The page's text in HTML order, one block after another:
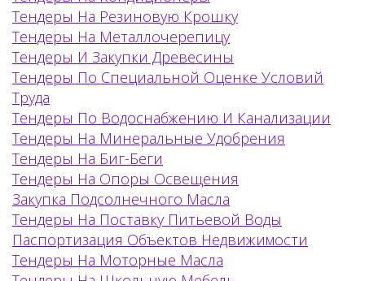
Тендеры На Резиновую Крошку
Тендеры На Металлочерепицу
Тендеры И Закупки Древесины
Тендеры По Специальной Оценке Условий
Труда
Тендеры По Водоснабжению И Канализации
Тендеры На Минеральные Удобрения
Тендеры На Биг-Беги
Тендеры На Опоры Освещения
Закупка Подсолнечного Масла
Тендеры На Поставку Питьевой Воды
Паспортизация Объектов Недвижимости
Тендеры На Моторные Масла